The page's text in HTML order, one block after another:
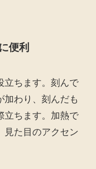
便利
立ちます。刻んで
加わり、刻んだも
立ちます。加熱で
見た目のアクセン